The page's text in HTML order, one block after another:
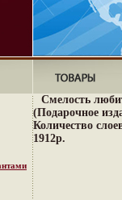
Смелость
(Подарочное
Количество
1912p.